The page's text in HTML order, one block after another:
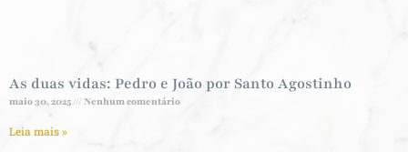
As duas vidas: Pedro e João por Santo Agostinho
maio 30, 2025 Nenhum comentário
Leia mais »